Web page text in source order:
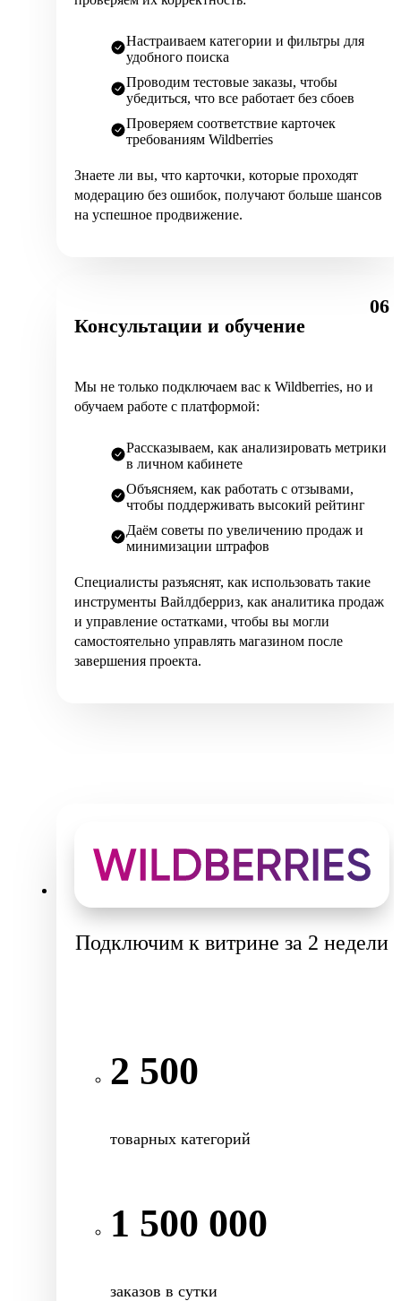
Настраиваем категории и фильтры для
удобного поиска
Проводим тестовые заказы, чтобы
убедиться, что все работает без сбоев
Проверяем соответствие карточек
требованиям Wildberries
Знаете ли вы, что карточки, которые проходят
модерацию без ошибок, получают больше шансов
на успешное продвижение.
06
Консультации и обучение
Мы не только подключаем вас к Wildberries, но и
обучаем работе с платформой:
Рассказываем, как анализировать метрики
в личном кабинете
Объясняем, как работать с отзывами,
чтобы поддерживать высокий рейтинг
Даём советы по увеличению продаж и
минимизации штрафов
Специалисты разъяснят, как использовать такие
инструменты Вайлдберриз, как аналитика продаж
и управление остатками, чтобы вы могли
самостоятельно управлять магазином после
завершения проекта.
Подключим к витрине за 2 недели
2 500
товарных категорий
1 500 000
заказов в сутки